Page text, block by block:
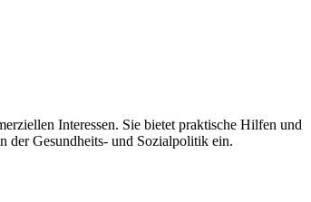
Interessen. Sie bietet praktische Hilfen und
der Gesundheits- und Sozialpolitik ein.